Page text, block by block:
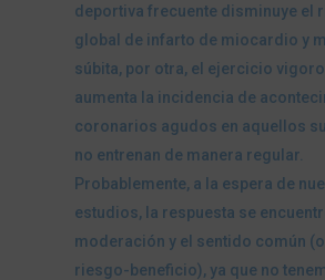
deportiva frecuente disminuye el
global de infarto de miocardio y
súbita, por otra, el ejercicio
aumenta la incidencia de
coronarios agudos en aquellos
no entrenan de manera regular.
Probablemente, a la espera de
estudios, la respuesta se
moderación y el sentido común
riesgo-beneficio), ya que no